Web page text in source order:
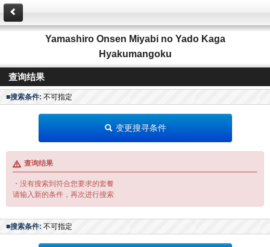
Yamashiro Onsen Miyabi no Yado Kaga
Hyakumangoku
查询结果
■搜索条件: 不可指定
变更搜寻条件
查询结果
・没有搜索到符合您要求的套餐
请输入新的条件，再次进行搜索
■搜索条件: 不可指定